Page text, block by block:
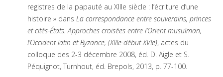
registres de la papauté au XIIIe siècle : l’écriture d’une
histoire » dans La correspondance entre souverains, princes
et cités-États. Approches croisées entre l’Orient musulman,
l’Occident latin et Byzance, (XIIIe-début XVIe), actes du
colloque des 2-3 décembre 2008, éd. D. Aigle et S.
Péquignot, Turnhout, éd. Brepols, 2013, p. 77-100.